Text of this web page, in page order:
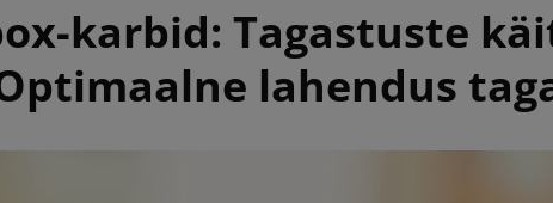
karbid: Tagastuste
lahendus